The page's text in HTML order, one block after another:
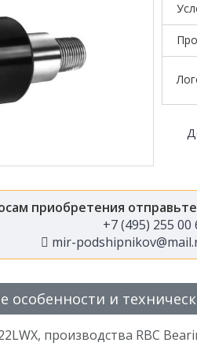
приобретения
+7 (495) 255
mir-
особенности и
производства RBC